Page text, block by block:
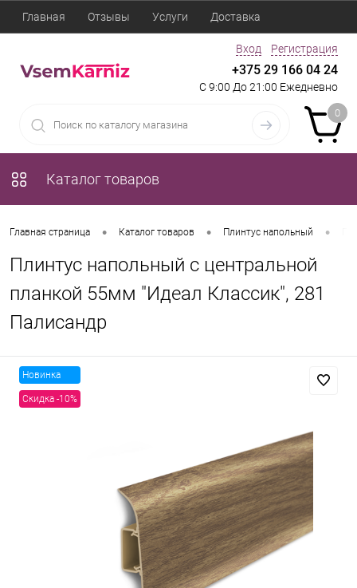
Главная Отзывы Услуги Доставка
Вход Регистрация
+375 29 166 04 24
С 9:00 До 21:00 Ежедневно
0
Каталог товаров
Главная страница • Каталог товаров • Плинтус напольный •
Плинтус напольный с центральной
планкой 55мм "Идеал Классик", 281
Палисандр
Новинка
Скидка -10%